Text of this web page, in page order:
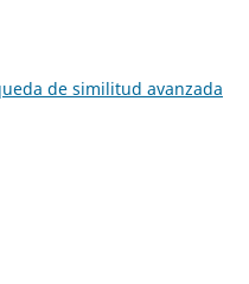
de similitud avanzada